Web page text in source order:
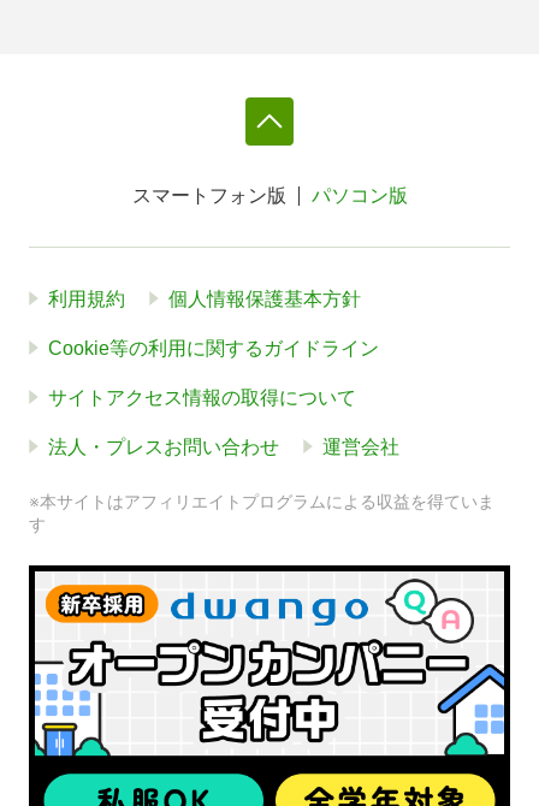
スマートフォン版 パソコン版
利用規約 個人情報保護基本方針
Cookie等の利用に関するガイドライン
サイトアクセス情報の取得について
法人・プレスお問い合わせ 運営会社
※本サイトはアフィリエイトプログラムによる収益を得ていま
す